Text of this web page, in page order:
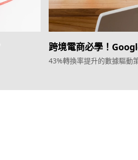
跨境電商必學！
43%轉換率提升的數據驅動